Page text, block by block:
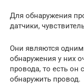
Для обнаружения
датчики,
Они являются
обнаружения у них
провода, то есть он
обнаружить провод.